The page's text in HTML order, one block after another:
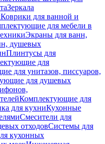
Зеркала
Коврики для ванной и
для мебели в
Экраны для ванн,
душевых
Плинтусы для
для
для унитазов, писсуаров,
для душевых
Комплектующие для
для кухниКухонные
Смесители для
отходовСистемы для
кухонных